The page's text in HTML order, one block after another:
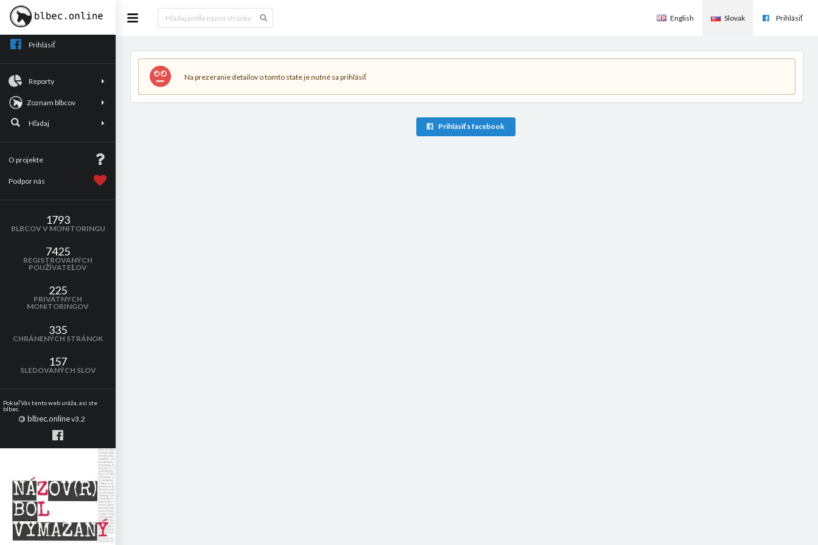
Prihlásiť
Reporty
Zoznam blbcov
Hľadaj
O projekte
Podpor nás
1793
BLBCOV V MONITORINGU
7425
REGISTROVANÝCH
POUŽÍVATEĽOV
225
PRIVÁTNYCH
MONITORINGOV
335
CHRÁNENÝCH STRÁNOK
157
SLEDOVANÝCH SLOV
Pokiaľ Vás tento web uráža, asi ste
blbec.
© blbec.onlinev3.2
English Slovak Prihlásiť
Na prezeranie detailov o tomto state je nutné sa prihlásiť
Prihlásiť s facebook